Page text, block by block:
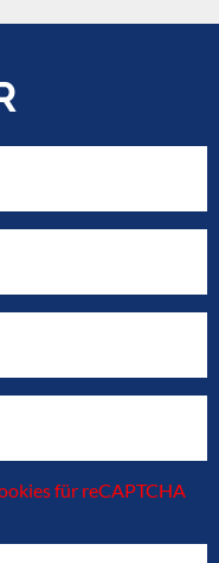
für reCAPTCHA